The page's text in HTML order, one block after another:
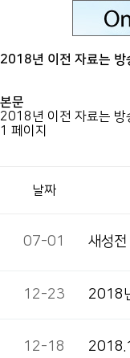
2018년 이전 자료는 방
본문
2018년 이전 자료는 방
1 페이지
날짜
07-01 새성
12-23 2018
12-18